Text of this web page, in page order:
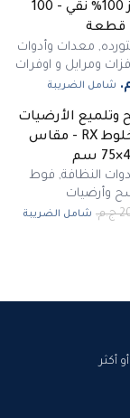
أوفر شوز 100% نقي - 100
قطعة
, معدات وأدوات
ومرايل و اوفرات
شامل الضريبة
الأرضيات
نسيج مخلوط RX - مقاس
سم
النظافة, فوط
وأرضيات
شامل الضريبة